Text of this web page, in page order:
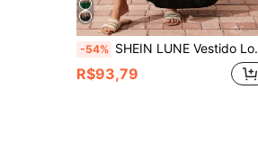
-54% SHEIN LUNE Vestido Longo de Mulher Plus Size Preto com Estampa e Franjas para o Festival de Ramadã
R$93,79